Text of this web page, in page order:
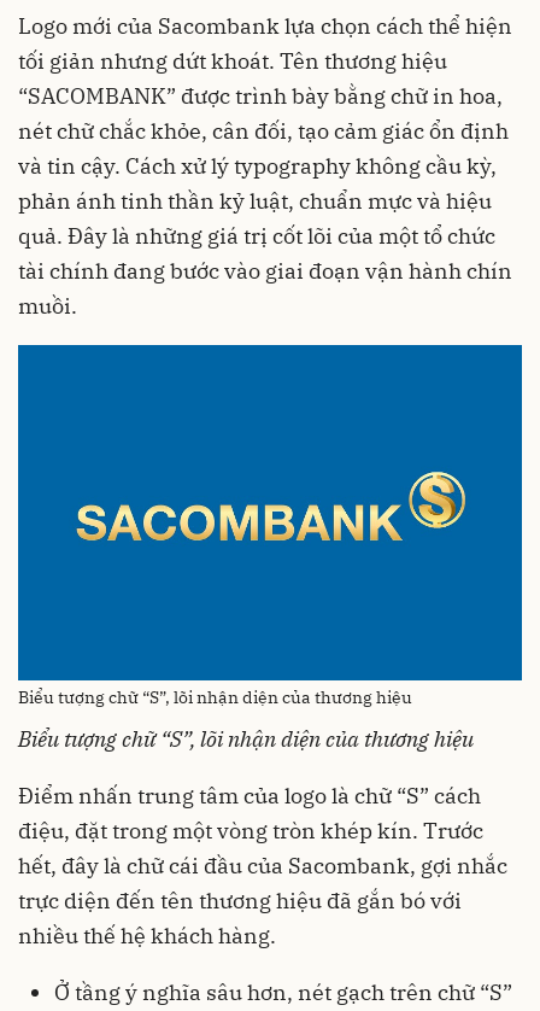
Logo mới của Sacombank lựa chọn cách thể hiện
tối giản nhưng dứt khoát. Tên thương hiệu
“SACOMBANK” được trình bày bằng chữ in hoa,
nét chữ chắc khỏe, cân đối, tạo cảm giác ổn định
và tin cậy. Cách xử lý typography không cầu kỳ,
phản ánh tinh thần kỷ luật, chuẩn mực và hiệu
quả. Đây là những giá trị cốt lõi của một tổ chức
tài chính đang bước vào giai đoạn vận hành chín
muồi.
Biểu tượng chữ “S”, lõi nhận diện của thương hiệu
Biểu tượng chữ “S”, lõi nhận diện của thương hiệu
Điểm nhấn trung tâm của logo là chữ “S” cách
điệu, đặt trong một vòng tròn khép kín. Trước
hết, đây là chữ cái đầu của Sacombank, gợi nhắc
trực diện đến tên thương hiệu đã gắn bó với
nhiều thế hệ khách hàng.
Ở tầng ý nghĩa sâu hơn, nét gạch trên chữ “S”